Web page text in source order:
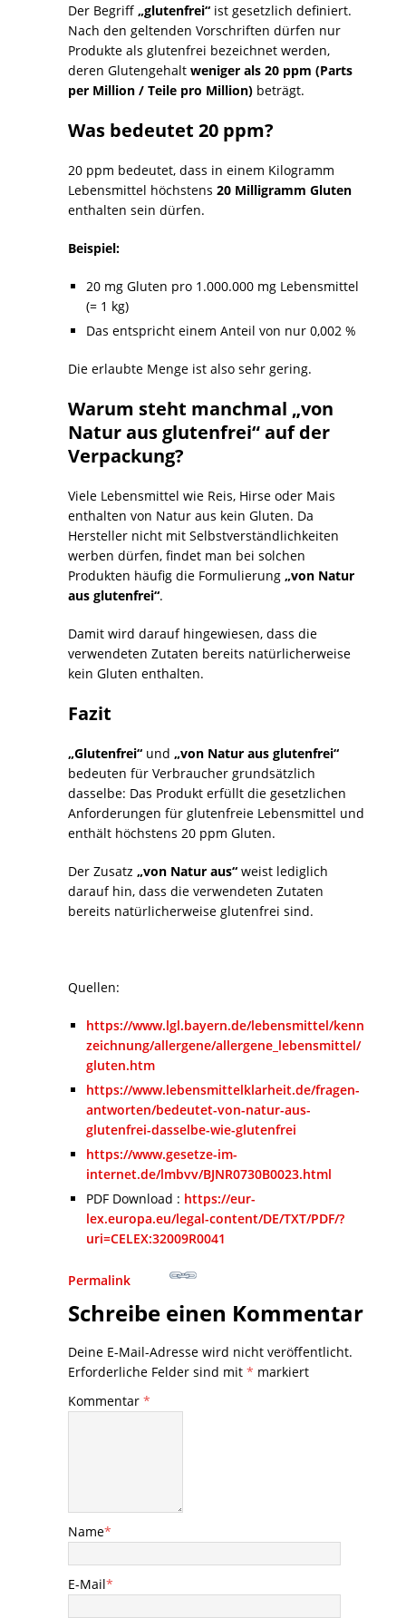
Der Begriff „glutenfrei“ ist gesetzlich definiert.
Nach den geltenden Vorschriften dürfen nur
Produkte als glutenfrei bezeichnet werden,
deren Glutengehalt weniger als 20 ppm (Parts
per Million / Teile pro Million) beträgt.
Was bedeutet 20 ppm?
20 ppm bedeutet, dass in einem Kilogramm
Lebensmittel höchstens 20 Milligramm Gluten
enthalten sein dürfen.
Beispiel:
20 mg Gluten pro 1.000.000 mg Lebensmittel
(= 1 kg)
Das entspricht einem Anteil von nur 0,002 %
Die erlaubte Menge ist also sehr gering.
Warum steht manchmal „von
Natur aus glutenfrei“ auf der
Verpackung?
Viele Lebensmittel wie Reis, Hirse oder Mais
enthalten von Natur aus kein Gluten. Da
Hersteller nicht mit Selbstverständlichkeiten
werben dürfen, findet man bei solchen
Produkten häufig die Formulierung „von Natur
aus glutenfrei“.
Damit wird darauf hingewiesen, dass die
verwendeten Zutaten bereits natürlicherweise
kein Gluten enthalten.
Fazit
„Glutenfrei“ und „von Natur aus glutenfrei“
bedeuten für Verbraucher grundsätzlich
dasselbe: Das Produkt erfüllt die gesetzlichen
Anforderungen für glutenfreie Lebensmittel und
enthält höchstens 20 ppm Gluten.
Der Zusatz „von Natur aus“ weist lediglich
darauf hin, dass die verwendeten Zutaten
bereits natürlicherweise glutenfrei sind.
Quellen:
https://www.lgl.bayern.de/lebensmittel/kenn
zeichnung/allergene/allergene_lebensmittel/
gluten.htm
https://www.lebensmittelklarheit.de/fragen-
antworten/bedeutet-von-natur-aus-
glutenfrei-dasselbe-wie-glutenfrei
https://www.gesetze-im-
internet.de/lmbvv/BJNR0730B0023.html
PDF Download : https://eur-
lex.europa.eu/legal-content/DE/TXT/PDF/?
uri=CELEX:32009R0041
Permalink
Schreibe einen Kommentar
Deine E-Mail-Adresse wird nicht veröffentlicht.
Erforderliche Felder sind mit * markiert
Kommentar *
Name*
E-Mail*